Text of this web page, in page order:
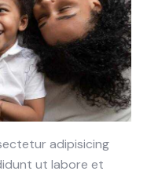
adipisicing
ut labore et